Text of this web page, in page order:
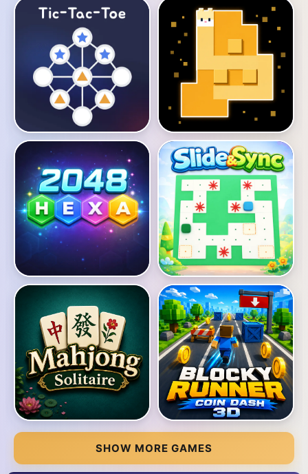
SHOW MORE GAMES